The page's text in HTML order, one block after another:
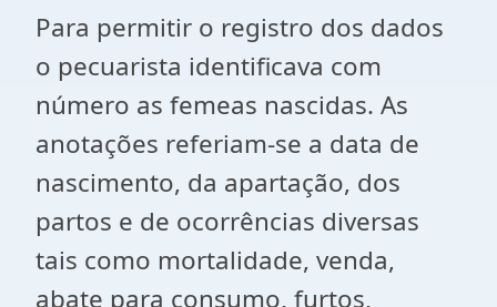
Para permitir o registro dos dados
o pecuarista identificava com
número as femeas nascidas. As
anotações referiam-se a data de
nascimento, da apartação, dos
partos e de ocorrências diversas
tais como mortalidade, venda,
abate para consumo, furtos,